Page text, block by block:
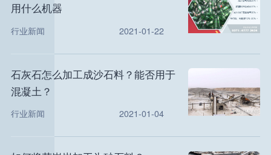
用什么机器
行业新闻 2021-01-22
石灰石怎么加工成沙石料？能否用于
混凝土？
行业新闻 2021-01-04